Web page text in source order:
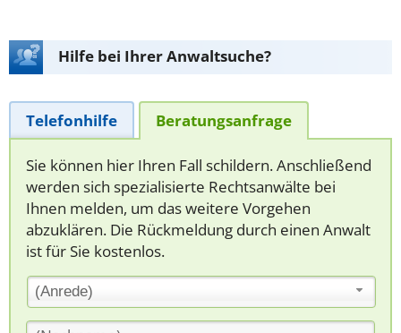
Hilfe bei Ihrer Anwaltsuche?
Telefonhilfe Beratungsanfrage
Sie können hier Ihren Fall schildern. Anschließend
werden sich spezialisierte Rechtsanwälte bei
Ihnen melden, um das weitere Vorgehen
abzuklären. Die Rückmeldung durch einen Anwalt
ist für Sie kostenlos.
(Anrede)